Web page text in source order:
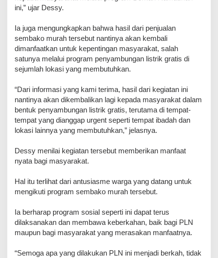
ini,” ujar Dessy.
‎Ia juga mengungkapkan bahwa hasil dari penjualan
sembako murah tersebut nantinya akan kembali
dimanfaatkan untuk kepentingan masyarakat, salah
satunya melalui program penyambungan listrik gratis di
sejumlah lokasi yang membutuhkan.
‎“Dari informasi yang kami terima, hasil dari kegiatan ini
nantinya akan dikembalikan lagi kepada masyarakat dalam
bentuk penyambungan listrik gratis, terutama di tempat-
tempat yang dianggap urgent seperti tempat ibadah dan
lokasi lainnya yang membutuhkan,” jelasnya.
‎Dessy menilai kegiatan tersebut memberikan manfaat
nyata bagi masyarakat.
‎Hal itu terlihat dari antusiasme warga yang datang untuk
mengikuti program sembako murah tersebut.
‎Ia berharap program sosial seperti ini dapat terus
dilaksanakan dan membawa keberkahan, baik bagi PLN
maupun bagi masyarakat yang merasakan manfaatnya.
‎“Semoga apa yang dilakukan PLN ini menjadi berkah, tidak